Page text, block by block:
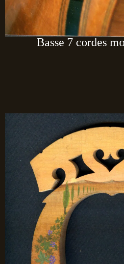
Basse 7 cordes